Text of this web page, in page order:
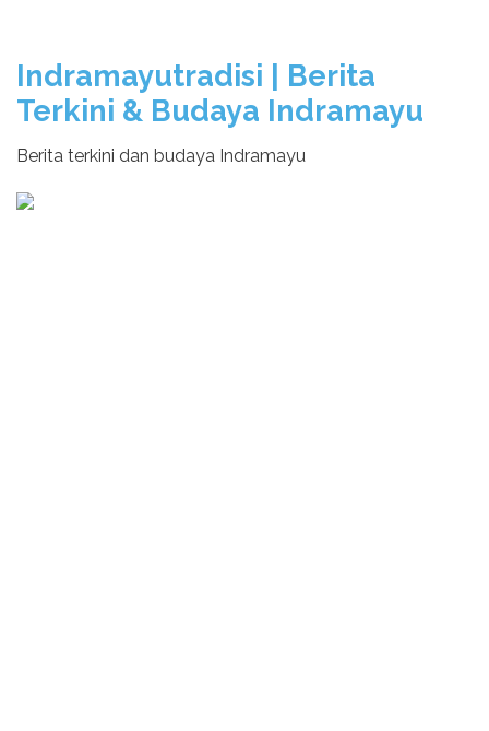
Indramayutradisi | Berita
Terkini & Budaya Indramayu
Berita terkini dan budaya Indramayu